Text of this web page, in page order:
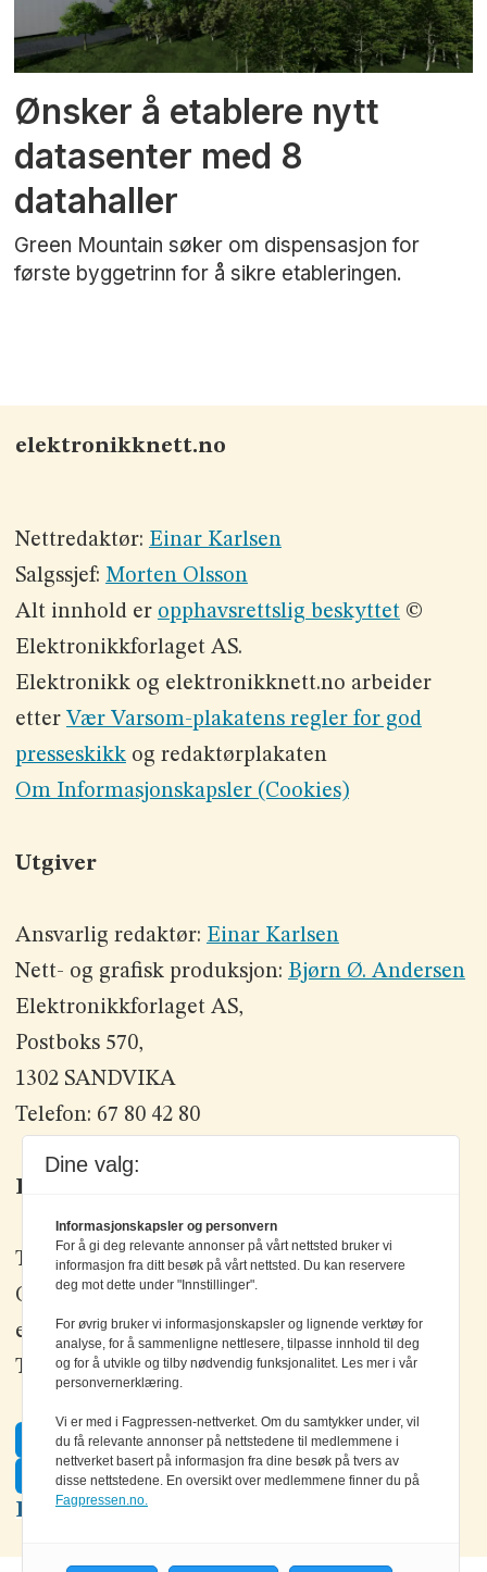
Ønsker å etablere nytt
datasenter med 8
datahaller
Green Mountain søker om dispensasjon for
første byggetrinn for å sikre etableringen.
elektronikknett.no
Nettredaktør: Einar Karlsen
Salgssjef: Morten Olsson
Alt innhold er opphavsrettslig beskyttet©
Elektronikkforlaget AS.
Elektronikk og elektronikknett.no arbeider
etter Vær Varsom-plakatens regler for god
presseskikkog redaktørplakaten
Om Informasjonskapsler (Cookies)
Utgiver
Ansvarlig redaktør: Einar Karlsen
Nett- og grafisk produksjon: Bjørn Ø. Andersen
Elektronikkforlaget AS,
Postboks 570,
1302 SANDVIKA
Telefon: 67 80 42 80
Kontakt oss
Tlf: +47 67 80 42 80
Olav Brunborgs vei 6, 1396 Billingstad
epost: elektronikk@elektronikkforlaget.no
Tips oss:tips@elektronikkforlaget.no
Facebook
Twitter
LinkedIn
Dine valg:
Informasjonskapsler og personvern
For å gi deg relevante annonser på vårt nettsted bruker vi
informasjon fra ditt besøk på vårt nettsted. Du kan reservere
deg mot dette under "Innstillinger".
For øvrig bruker vi informasjonskapsler og lignende verktøy for
analyse, for å sammenligne nettlesere, tilpasse innhold til deg
og for å utvikle og tilby nødvendig funksjonalitet. Les mer i vår
personvernerklæring.
Vi er med i Fagpressen-nettverket. Om du samtykker under, vil
du få relevante annonser på nettstedene til medlemmene i
nettverket basert på informasjon fra dine besøk på tvers av
disse nettstedene. En oversikt over medlemmene finner du på
Fagpressen.no.